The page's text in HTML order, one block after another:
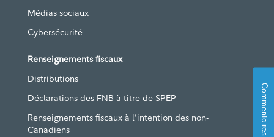
Médias sociaux
Cybersécurité
Renseignements fiscaux
Distributions
Déclarations des FNB à titre de SPEP
Renseignements fiscaux à l’intention des non-
Canadiens
Commentaires